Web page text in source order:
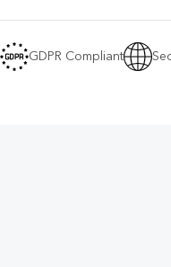
GDPR Compliant